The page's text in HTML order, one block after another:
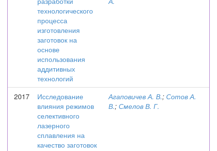
технологического
процесса
изготовления
заготовок на
основе
использования
аддитивных
технологий
2017
Исследование
влияния режимов
селективного
лазерного
сплавления на
качество заготовок
Агаповичев А. В.; Сотов А.
В.; Смелов В. Г.